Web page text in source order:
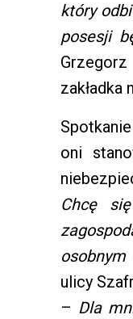
który
posesji
Grzegorz
zakładka
oni
Chcę
ulicy
– Dla